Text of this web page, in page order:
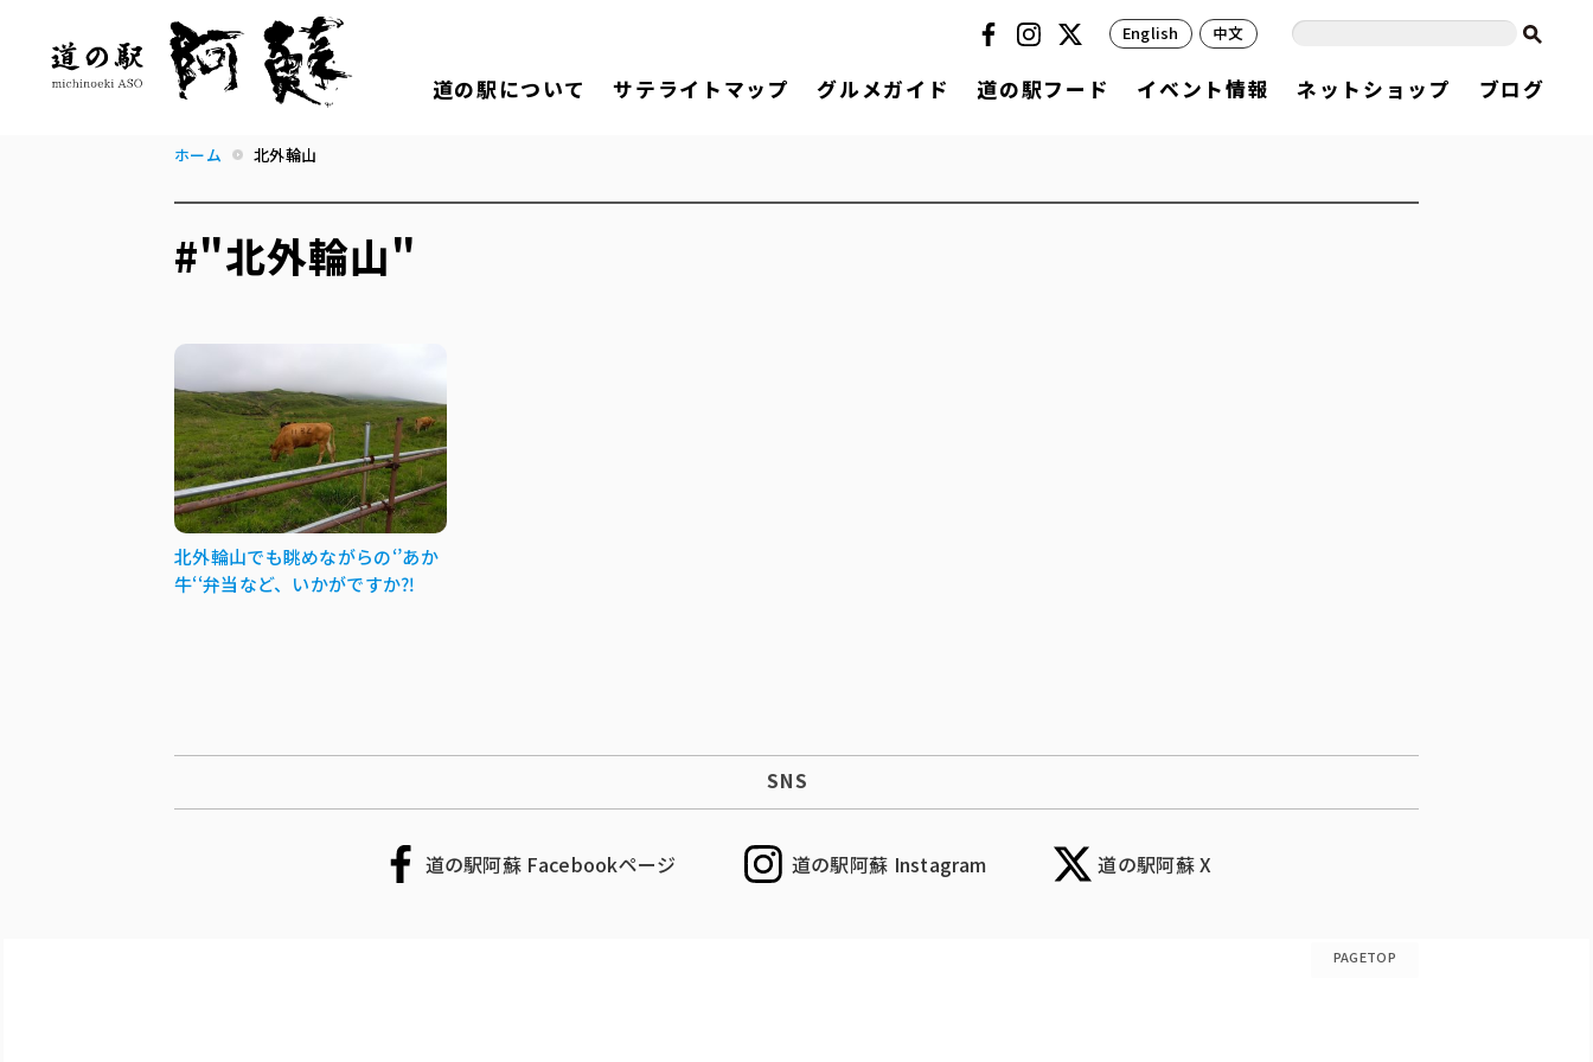
道の駅について サテライトマップ グルメガイド 道の駅フード イベント情報 ネットショップ ブログ
English 中文
ホーム 北外輪山
#"北外輪山"
北外輪山でも眺めながらの‘’あか
牛‘‘弁当など、いかがですか⁈
SNS
道の駅阿蘇 Facebookページ 道の駅阿蘇 Instagram 道の駅阿蘇 X
PAGETOP